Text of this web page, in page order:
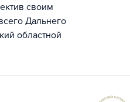
своим
Дальнего
областной